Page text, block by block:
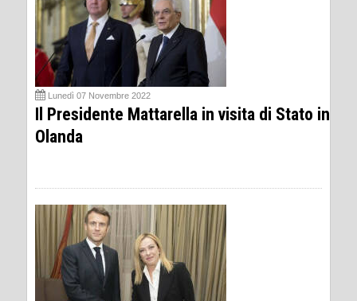
Lunedì 07 Novembre 2022
Il Presidente Mattarella in visita di Stato in
Olanda